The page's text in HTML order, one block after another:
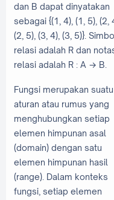
dan B dapat dinyatakan
sebagai {(1, 4), (1, 5), (2,
(2, 5), (3, 4), (3, 5)}.
relasi adalah R dan
relasi adalah R : A → B.
Fungsi merupakan suatu
aturan atau rumus yang
menghubungkan setiap
elemen himpunan asal
(domain) dengan satu
elemen himpunan hasil
(range). Dalam konteks
fungsi, setiap elemen